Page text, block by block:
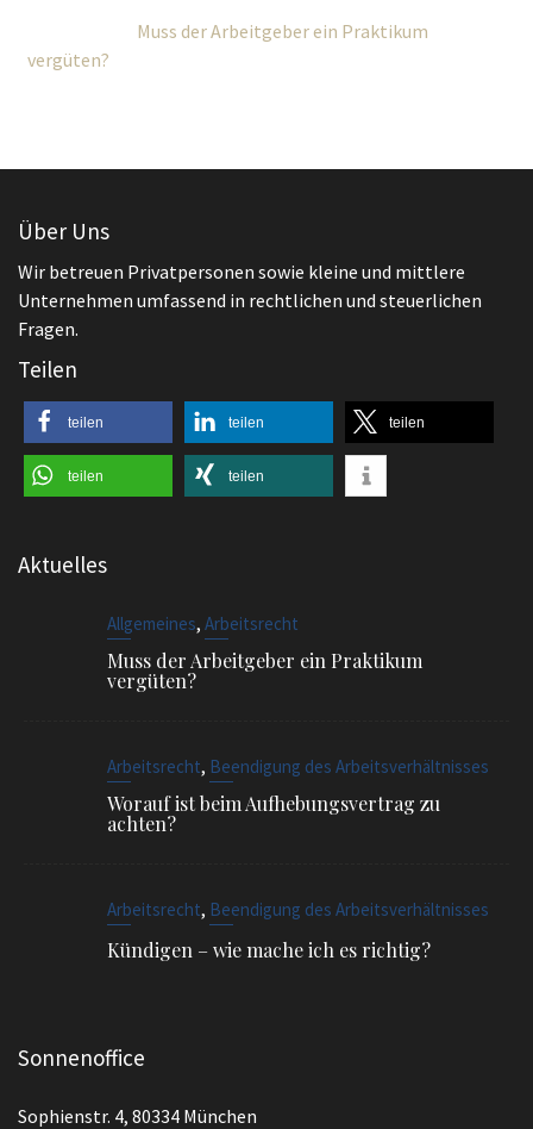
Muss der Arbeitgeber ein Praktikum
vergüten?
Über Uns
Wir betreuen Privatpersonen sowie kleine und mittlere
Unternehmen umfassend in rechtlichen und steuerlichen
Fragen.
Teilen
teilen teilen teilen
teilen teilen
Aktuelles
Allgemeines, Arbeitsrecht
Muss der Arbeitgeber ein Praktikum
vergüten?
Arbeitsrecht, Beendigung des Arbeitsverhältnisses
Worauf ist beim Aufhebungsvertrag zu
achten?
Arbeitsrecht, Beendigung des Arbeitsverhältnisses
Kündigen – wie mache ich es richtig?
Sonnenoffice
Sophienstr. 4, 80334 München